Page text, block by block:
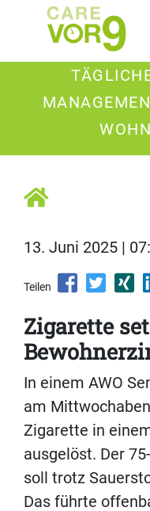
13. Juni 2025 |
Teilen
Zigarette
In einem AWO
am
Zigarette in
ausgelöst. Der
soll trotz
Das führte